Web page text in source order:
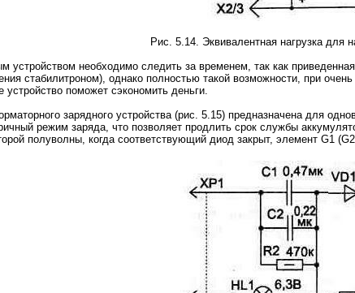
Рис. 5.14. Эквивалентная нагрузка для
устройством необходимо следить за временем, так как
стабилитроном), однако полностью такой возможности, при
устройство поможет сэкономить деньги.
зарядного устройства (рис. 5.15) предназначена для
режим заряда, что позволяет продлить срок службы
полуволны, когда соответствующий диод закрыт, элемент G1